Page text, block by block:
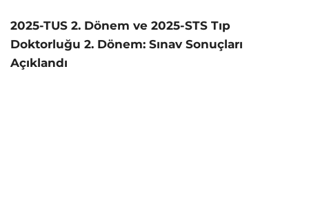
2025-TUS 2. Dönem ve 2025-STS Tıp
Doktorluğu 2. Dönem: Sınav Sonuçları
Açıklandı